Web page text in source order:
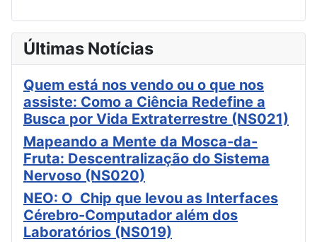
Últimas Notícias
Quem está nos vendo ou o que nos
assiste: Como a Ciência Redefine a
Busca por Vida Extraterrestre (NS021)
Mapeando a Mente da Mosca-da-
Fruta: Descentralização do Sistema
Nervoso (NS020)
NEO: O Chip que levou as Interfaces
Cérebro-Computador além dos
Laboratórios (NS019)